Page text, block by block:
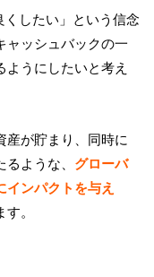
くしたい」という信念
ャッシュバックの一
うにしたいと考え
産が貯まり、同時に
ような、 グローバ
インパクトを与え
。